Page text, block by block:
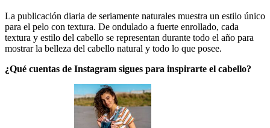
La publicación diaria de seriamente naturales muestra un estilo único
para el pelo con textura. De ondulado a fuerte enrollado, cada
textura y estilo del cabello se representan durante todo el año para
mostrar la belleza del cabello natural y todo lo que posee.
¿Qué cuentas de Instagram sigues para inspirarte el cabello?